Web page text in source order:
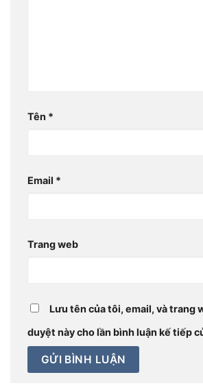
Tên *
Email *
Trang web
Lưu tên của tôi, email, và trang
duyệt này cho lần bình luận kế tiếp